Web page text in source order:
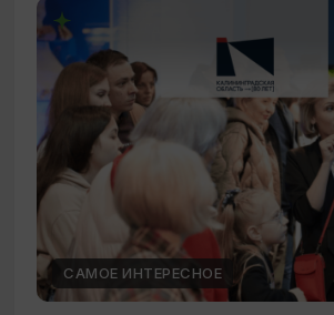
САМОЕ ИНТЕРЕСНОЕ